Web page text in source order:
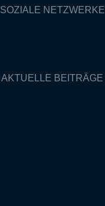
SOZIALE NETZWERKE
AKTUELLE BEITRÄGE